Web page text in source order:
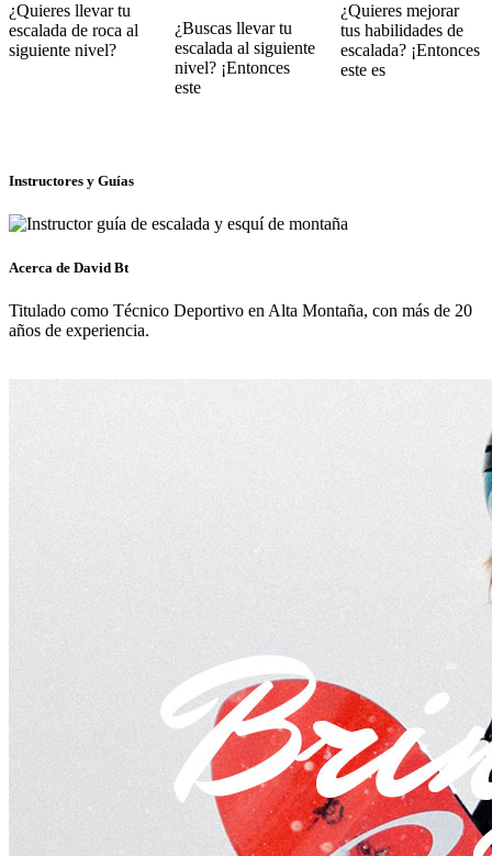
¿Quieres llevar tu
escalada de roca al
siguiente nivel?
¿Buscas llevar tu
escalada al siguiente
nivel? ¡Entonces
este
¿Quieres mejorar
tus habilidades de
escalada? ¡Entonces
este es
Instructores y Guías
Acerca de David Bt
Titulado como Técnico Deportivo en Alta Montaña, con más de 20
años de experiencia.